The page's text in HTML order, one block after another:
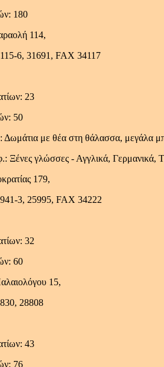
180
114,
6, 31691, FAX 34117
23
50
με θέα στη θάλασσα, μεγάλα
Ξένες γλώσσες - Αγγλικά, Γερμανικά,
179,
3, 25995, FAX 34222
32
60
15,
28808
43
76